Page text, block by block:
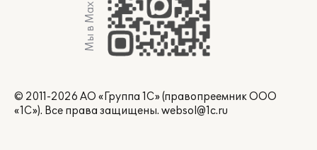
Мы в Max
© 2011-2026 АО «Группа 1С» (правопреемник ООО
«1С»). Все права защищены. websol@1c.ru